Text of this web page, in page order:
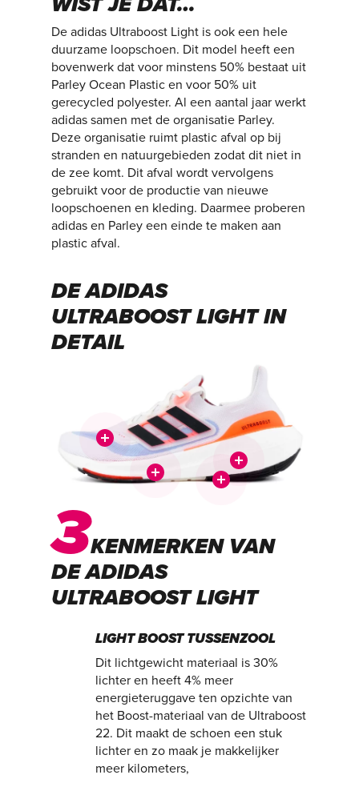
De adidas Ultraboost Light is ook een hele
duurzame loopschoen. Dit model heeft een
bovenwerk dat voor minstens 50% bestaat uit
Parley Ocean Plastic en voor 50% uit
gerecycled polyester. Al een aantal jaar werkt
adidas samen met de organisatie Parley.
Deze organisatie ruimt plastic afval op bij
stranden en natuurgebieden zodat dit niet in
de zee komt. Dit afval wordt vervolgens
gebruikt voor de productie van nieuwe
loopschoenen en kleding. Daarmee proberen
adidas en Parley een einde te maken aan
plastic afval.
DE ADIDAS
ULTRABOOST LIGHT IN
DETAIL
3KENMERKEN VAN
DE ADIDAS
ULTRABOOST LIGHT
LIGHT BOOST TUSSENZOOL
Dit lichtgewicht materiaal is 30%
lichter en heeft 4% meer
energieteruggave ten opzichte van
het Boost-materiaal van de Ultraboost
22. Dit maakt de schoen een stuk
lichter en zo maak je makkelijker
meer kilometers,